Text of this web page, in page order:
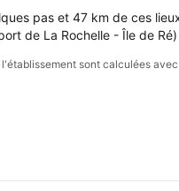
pas et 47 km de ces
de La Rochelle - Île de
sont calculées